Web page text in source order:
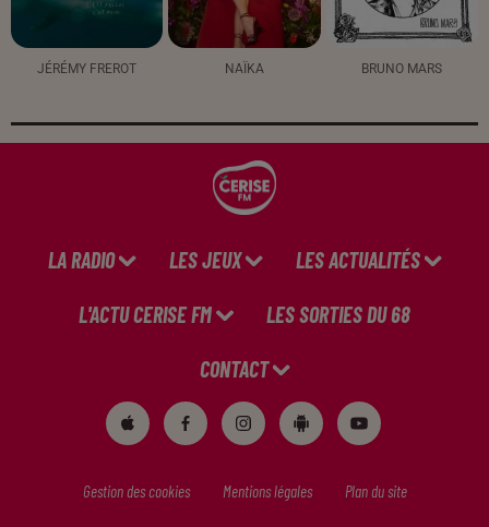
JÉRÉMY FREROT NAÏKA BRUNO MARS
LA RADIO LES JEUX LES ACTUALITÉS
L'ACTU CERISE FM LES SORTIES DU 68
CONTACT
Gestion des cookies Mentions légales Plan du site